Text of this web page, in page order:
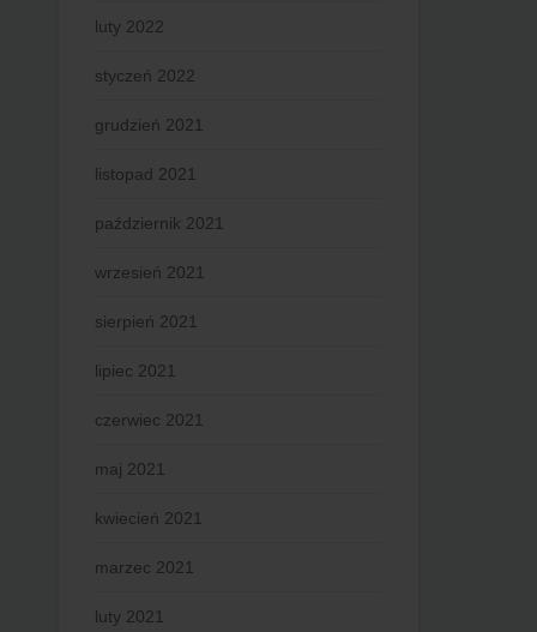
luty 2022
styczeń 2022
grudzień 2021
listopad 2021
październik 2021
wrzesień 2021
sierpień 2021
lipiec 2021
czerwiec 2021
maj 2021
kwiecień 2021
marzec 2021
luty 2021